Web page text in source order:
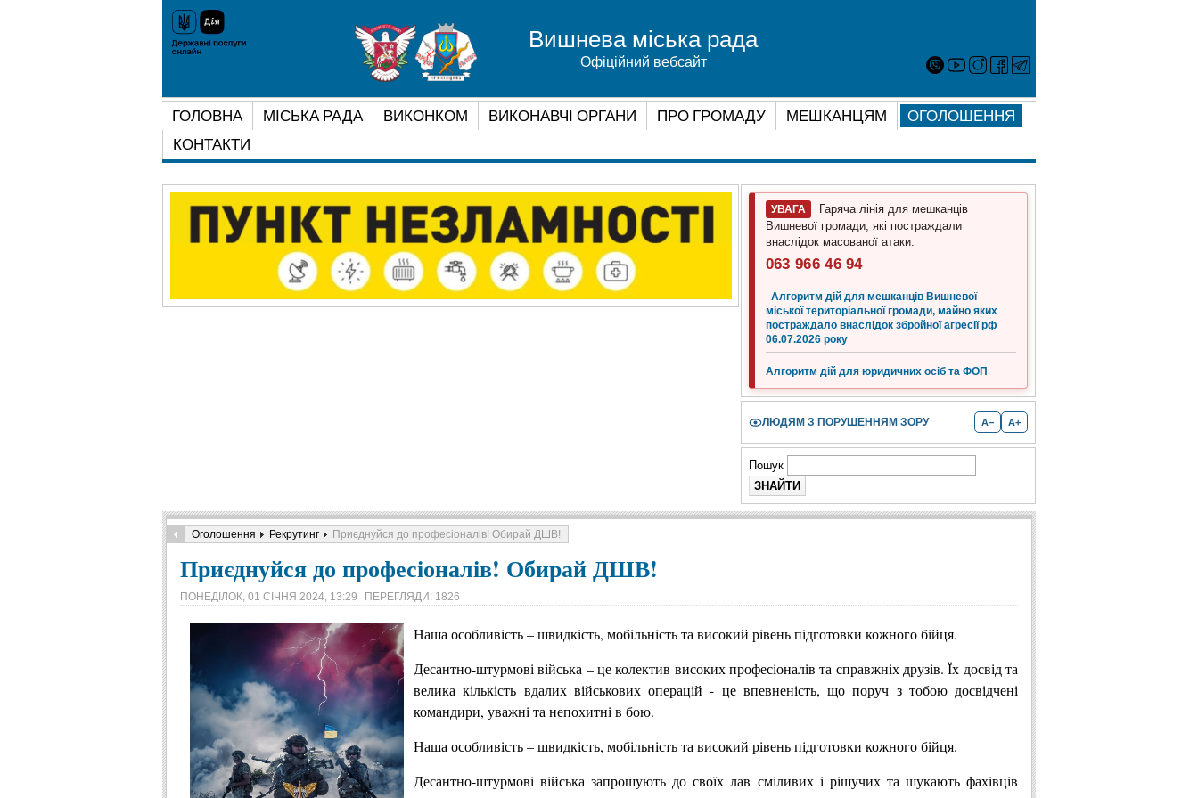
ГОЛОВНА МІСЬКА РАДА ВИКОНКОМ ВИКОНАВЧІ ОРГАНИ ПРО ГРОМАДУ МЕШКАНЦЯМ
ОГОЛОШЕННЯ
КОНТАКТИ
Вишнева міська рада
Офіційний вебсайт
УВАГА
Гаряча лінія для мешканців
Вишневої громади, які постраждали
внаслідок масованої атаки:
063 966 46 94
Алгоритм дій для мешканців Вишневої
міської територіальної громади, майно яких
постраждало внаслідок збройної агресії рф
06.07.2026 року
Алгоритм дій для юридичних осіб та ФОП
ЛЮДЯМ З ПОРУШЕННЯМ ЗОРУ A− A+
Пошук
Оголошення Рекрутинг Приєднуйся до професіоналів! Обирай ДШВ!
Приєднуйся до професіоналів! Обирай ДШВ!
ПОНЕДІЛОК, 01 СІЧНЯ 2024, 13:29 ПЕРЕГЛЯДИ: 1826
Наша особливість – швидкість, мобільність та високий рівень підготовки кожного бійця.
Десантно-штурмові війська – це колектив високих професіоналів та справжніх друзів. Їх досвід та
велика кількість вдалих військових операцій - це впевненість, що поруч з тобою досвідчені
командири, уважні та непохитні в бою.
Наша особливість – швидкість, мобільність та високий рівень підготовки кожного бійця.
Десантно-штурмові війська запрошують до своїх лав сміливих і рішучих та шукають фахівців